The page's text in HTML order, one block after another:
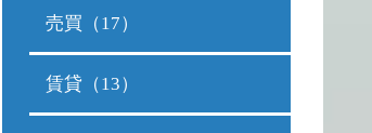
売買（17）
賃貸（13）